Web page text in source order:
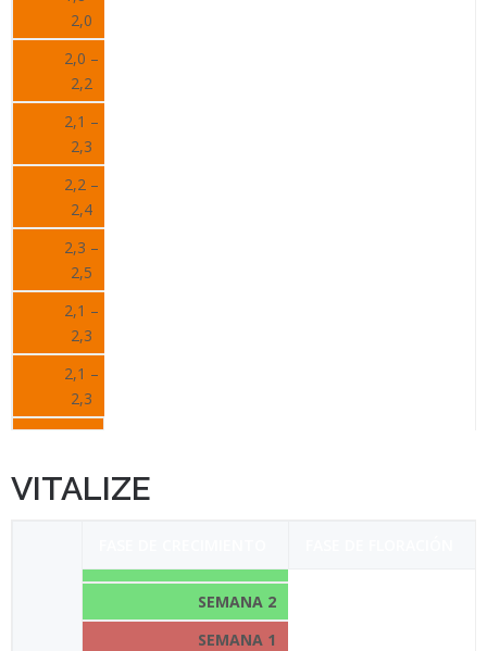
2,0
2,0 –
2,2
2,1 –
2,3
2,2 –
2,4
2,3 –
2,5
2,1 –
2,3
2,1 –
2,3
VITALIZE
SEMANA 1
SEMANA 2
SEMANA 1